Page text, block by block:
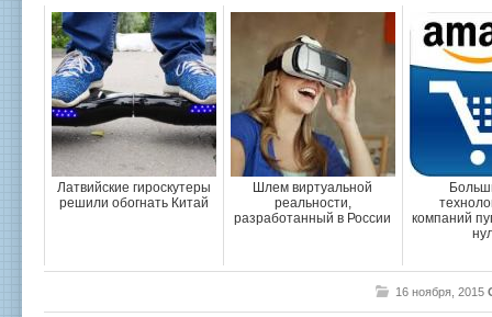
Латвийские гироскутеры
решили обогнать Китай
Шлем виртуальной
реальности,
разработанный в России
компаний
16 ноября, 2015